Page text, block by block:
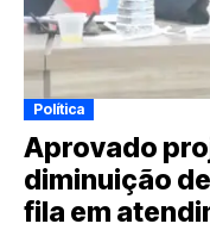
Política
Aprovado
diminuição
fila em